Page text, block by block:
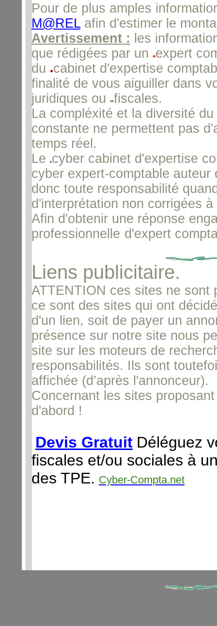
Pour de plus amples
M@RELafin d'estimer le
Avertissement : les
que rédigées par un expert
du cabinet d'expertise
finalité de vous aiguiller dans
juridiques ou fiscales.
La compléxité et la diversité
constante ne permettent pas
temps réel.
Le cyber cabinet d'expertise
cyber expert-comptable
donc toute responsabilité
d'interprétation non corrigées à
Afin d'obtenir une réponse
professionnelle d'expert
Liens publicitaire.
ATTENTION ces sites ne sont
ce sont des sites qui ont
d'un lien, soit de payer un
présence sur notre site nous
site sur les moteurs de
responsabilités. Ils sont
affichée (d’après l'annonceur).
Concernant les sites
d'abord !
Devis Gratuit Déléguez
fiscales et/ou sociales à
des TPE. Cyber-Compta.net